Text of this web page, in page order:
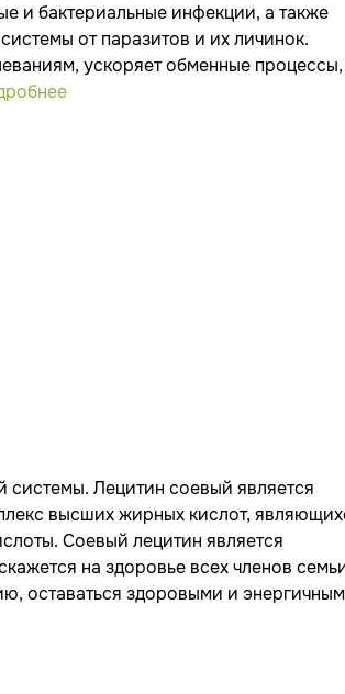
и бактериальные инфекции, а также
от паразитов и их личинок.
ускоряет обменные процессы,
Лецитин соевый является
высших жирных кислот,
Соевый лецитин является
на здоровье всех членов
оставаться здоровыми и